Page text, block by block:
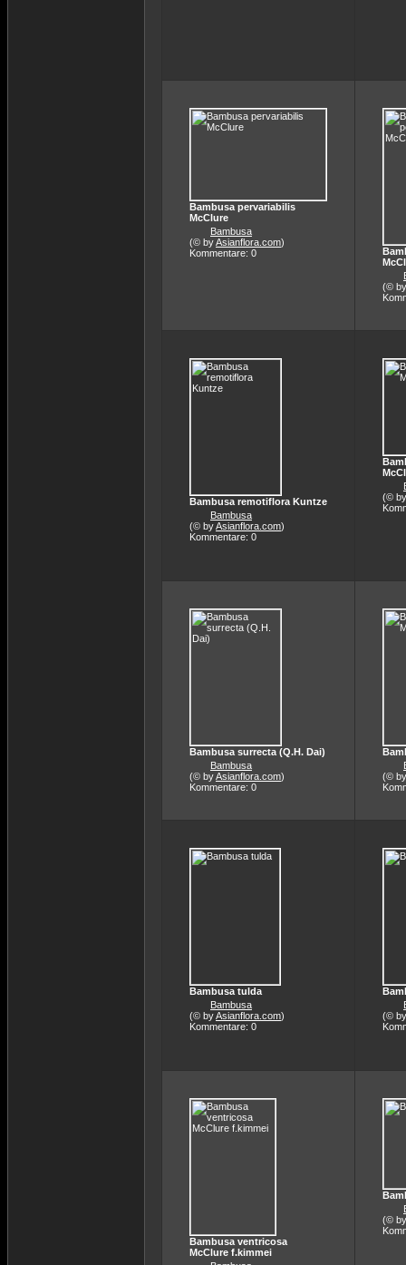
Bambusa pervariabilis
McClure
Bambusa
(© byAsianflora.com)
Kommentare: 0
(©
Bambusa remotiflora Kuntze
Bambusa
(© byAsianflora.com)
Kommentare: 0
(©
Bambusa surrecta (Q.H. Dai)
Bambusa
(© byAsianflora.com)
Kommentare: 0
(©
Bambusa tulda
Bambusa
(© byAsianflora.com)
Kommentare: 0
(©
Bambusa ventricosa
McClure f.kimmei
(©